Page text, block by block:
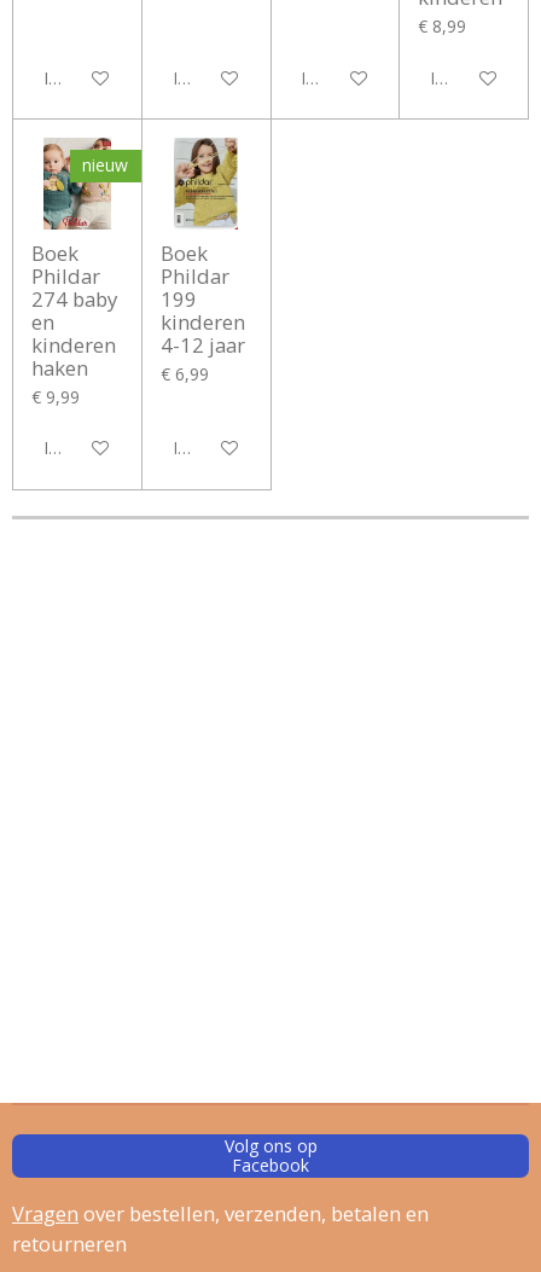
In winkelwagen In winkelwagen In winkelwagen
€ 8,99
In
nieuw
Boek
Phildar
274 baby
en
kinderen
haken
€ 9,99
In winkelwagen
Boek
Phildar
199
kinderen
4-12 jaar
€ 6,99
In winkelwagen
Volg ons op
Facebook
Vragen over bestellen, verzenden, betalen en
retourneren